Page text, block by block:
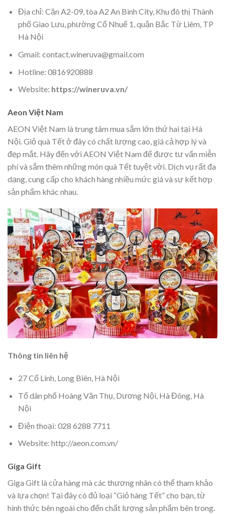
Địa chỉ: Căn A2-09, tòa A2 An Bình City, Khu đô thị Thành
phố Giao Lưu, phường Cổ Nhuế 1, quận Bắc Từ Liêm, TP
Hà Nội
Gmail: contact.wineruva@gmail.com
Hotline: 0816920888
Website: https://wineruva.vn/
Aeon Việt Nam
AEON Việt Nam là trung tâm mua sắm lớn thứ hai tại Hà
Nội. Giỏ quà Tết ở đây có chất lượng cao, giá cả hợp lý và
đẹp mắt. Hãy đến với AEON Việt Nam để được tư vấn miễn
phí và sắm thêm những món quà Tết tuyệt vời. Dịch vụ rất đa
dạng, cung cấp cho khách hàng nhiều mức giá và sự kết hợp
sản phẩm khác nhau.
Thông tin liên hệ
27 Cổ Linh, Long Biên, Hà Nội
Tổ dân phố Hoàng Văn Thụ, Dương Nội, Hà Đông, Hà
Nội
Điện thoại: 028 6288 7711
Website: http://aeon.com.vn/
Giga Gift
Giga Gift là cửa hàng mà các thương nhân có thể tham khảo
và lựa chọn! Tại đây có đủ loại “Giỏ hàng Tết” cho bạn, từ
hình thức bên ngoài cho đến chất lượng sản phẩm bên trong.